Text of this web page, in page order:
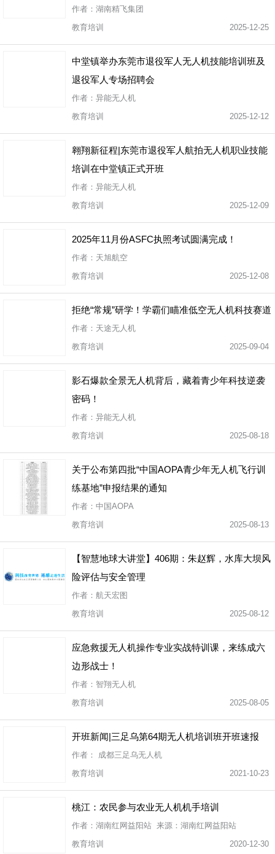
作者：湖南精飞集团
教育培训
2025-12-25
中堂镇举办东莞市退役军人无人机技能培训班及
退役军人专场招聘会
作者：异能无人机
教育培训
2025-12-12
翱翔新征程|东莞市退役军人航拍无人机职业技能
培训在中堂镇正式开班
作者：异能无人机
教育培训
2025-12-09
2025年11月份ASFC执照考试圆满完成！
作者：天旭航空
教育培训
2025-12-08
拒绝“常规”研学！学霸们瞄准低空无人机科技赛道
作者：天途无人机
教育培训
2025-09-04
影石爆款全景无人机背后，藏着青少年科技逆袭
密码！
作者：异能无人机
教育培训
2025-08-18
关于公布第四批“中国AOPA青少年无人机飞行训
练基地”申报结果的通知
作者：中国AOPA
教育培训
2025-08-13
【智慧地球大讲堂】406期：朱赵辉，水库大坝风
险评估与安全管理
作者：航天宏图
教育培训
2025-08-12
应急救援无人机操作专业实战特训课，来练成六
边形战士！
作者：智翔无人机
教育培训
2025-08-05
开班新闻|三足乌第64期无人机培训班开班速报
作者： 成都三足乌无人机
教育培训
2021-10-23
桃江：农民参与农业无人机机手培训
作者：湖南红网益阳站 来源：湖南红网益阳站
教育培训
2020-12-30